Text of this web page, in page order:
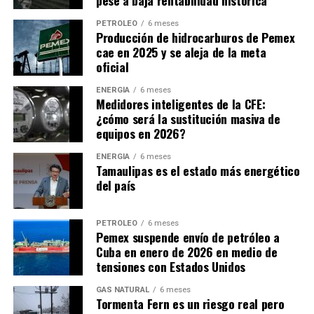
un pilar de esta nueva fase: comercial, energética y
diplomática.
Con información de Revista Guinda:
administración para el aprovechamiento sustentable del
litio en territorio nacional; mediante la elaboración de
los programas y estrategias de mediano y largo plazo,
promoviendo el aprovechamiento sustentable, así como
generando la investigación y desarrollo en materias
como la exploración, extracción, producción,
transformación y distribución del litio en el país.
Dentro del rubro denominado ‘entidades apoyadas en
materia energética’, también se encuentra el Instituto
Nacional de Electricidad y Energías Limpias y el
Instituto Nacional de Investigaciones Nucleares,
quienes recibirán 32 y 63 veces más recursos que
LitioMx, respectivamente.
Apenas el 10 de marzo de 2023, LitioMx presentó un
estatuto orgánico de la empresa, que tiene por objeto
establecer las bases conforme a las cuales se regirá la
organización, jerarquía, funcionamiento y atribuciones
PETRÓLEO 6 meses
Producción de hidrocarburos de Pemex
cae en 2025 y se aleja de la meta
oficial
ENERGÍA 6 meses
Medidores inteligentes de la CFE:
¿cómo será la sustitución masiva de
equipos en 2026?
ENERGÍA 6 meses
Tamaulipas es el estado más energético
del país
PETRÓLEO 6 meses
Pemex suspende envío de petróleo a
Cuba en enero de 2026 en medio de
tensiones con Estados Unidos
GAS NATURAL 6 meses
Tormenta Fern es un riesgo real pero